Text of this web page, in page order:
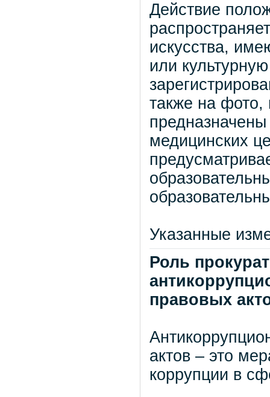
Действие
искусства,
или
также на фото,
медицинских
Указанные
Роль
правовых
актов – это
коррупции в